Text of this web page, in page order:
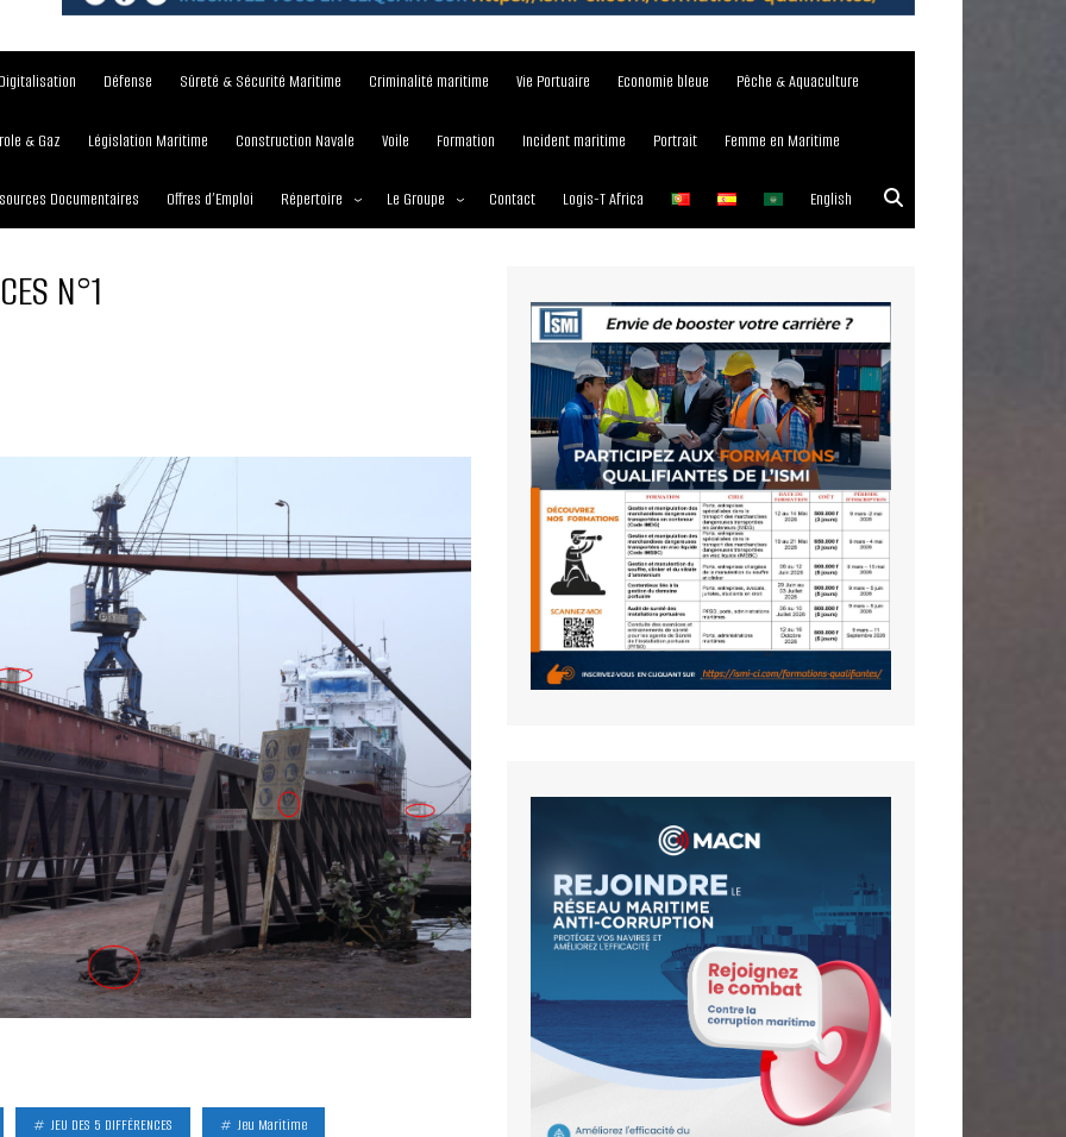
Digitalisation Défense Sûreté & Sécurité Maritime Criminalité maritime Vie Portuaire Economie bleue Pêche & Aquaculture
& Gaz Législation Maritime Construction Navale Voile Formation Incident maritime Portrait Femme en Maritime
Documentaires Offres d’Emploi Répertoire Le Groupe
Media Partner 2019 – 2023
Maritimafrica Awards
Contact Logis-T Africa English
N°1
JEU DES 5 DIFFÉRENCES Jeu Maritime